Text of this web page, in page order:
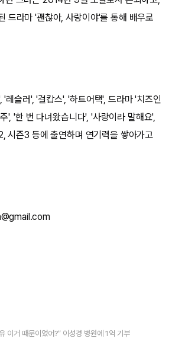
드라마 '괜찮아, 사랑이야'를 통해 배우로
'레슬러', '걸캅스', '하트어택', 드라마 '치즈인
', '한 번 다녀왔습니다', '사랑이라 말해요',
시즌3 등에 출연하며 연기력을 쌓아가고
이거 때문이었어?” 이성경 병원에 1억 기부